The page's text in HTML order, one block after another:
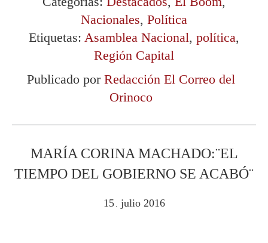
Nacionales, Política
Etiquetas: Asamblea Nacional, política,
Región Capital
Publicado por Redacción El Correo del
Orinoco
MARÍA CORINA MACHADO:¨EL
TIEMPO DEL GOBIERNO SE ACABÓ¨
15 . julio 2016